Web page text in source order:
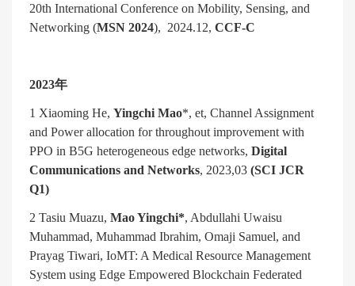
20th International Conference on Mobility, Sensing, and
Networking (MSN 2024), 2024.12, CCF-C
2023年
1 Xiaoming He, Yingchi Mao*, et, Channel Assignment
and Power allocation for throughout improvement with
PPO in B5G heterogeneous edge networks, Digital
Communications and Networks, 2023,03 (SCI JCR
Q1)
2 Tasiu Muazu, Mao Yingchi*, Abdullahi Uwaisu
Muhammad, Muhammad Ibrahim, Omaji Samuel, and
Prayag Tiwari, IoMT: A Medical Resource Management
System using Edge Empowered Blockchain Federated